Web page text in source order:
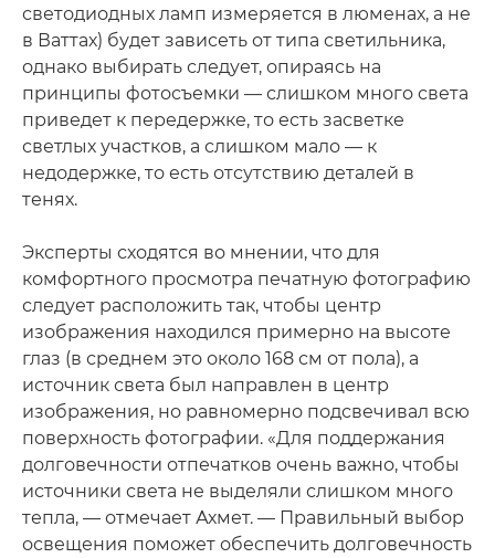
светодиодных ламп измеряется в люменах, а не
в Ваттах) будет зависеть от типа светильника,
однако выбирать следует, опираясь на
принципы фотосъемки — слишком много света
приведет к передержке, то есть засветке
светлых участков, а слишком мало — к
недодержке, то есть отсутствию деталей в
тенях.
Эксперты сходятся во мнении, что для
комфортного просмотра печатную фотографию
следует расположить так, чтобы центр
изображения находился примерно на высоте
глаз (в среднем это около 168 см от пола), а
источник света был направлен в центр
изображения, но равномерно подсвечивал всю
поверхность фотографии. «Для поддержания
долговечности отпечатков очень важно, чтобы
источники света не выделяли слишком много
тепла, — отмечает Ахмет. — Правильный выбор
освещения поможет обеспечить долговечность